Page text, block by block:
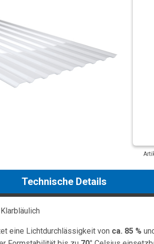
Technische Details
eine Lichtdurchlässigkeit von ca. 85 %